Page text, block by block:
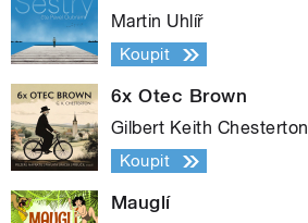
Martin Uhlíř
Koupit
6x Otec Brown
Gilbert Keith Chesterton
Koupit
Mauglí